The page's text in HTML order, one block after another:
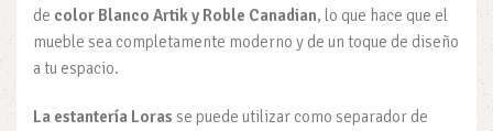
de color Blanco Artik y Roble Canadian, lo que hace que el
mueble sea completamente moderno y de un toque de diseño
a tu espacio.
La estantería Loras se puede utilizar como separador de